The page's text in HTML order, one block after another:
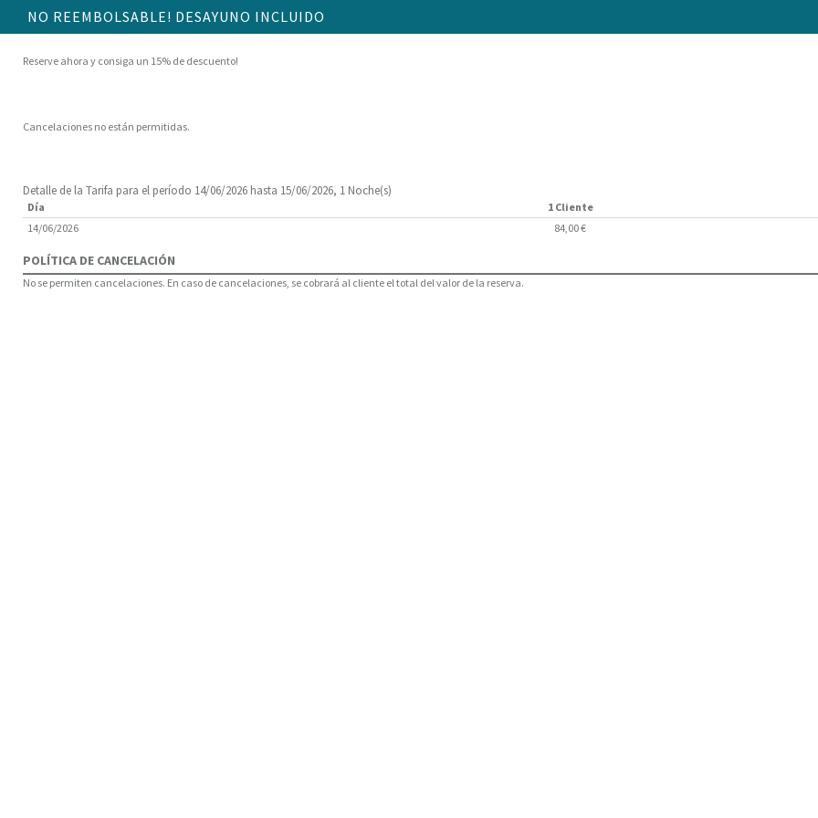
NO REEMBOLSABLE! DESAYUNO INCLUIDO
Reserve ahora y consiga un 15% de descuento!
Cancelaciones no están permitidas.
Detalle de la Tarifa para el período 14/06/2026 hasta 15/06/2026, 1 Noche(s)
Día 1 Cliente
14/06/2026
84,00 €
POLÍTICA DE CANCELACIÓN
No se permiten cancelaciones. En caso de cancelaciones, se cobrará al cliente el total del valor de la reserva.